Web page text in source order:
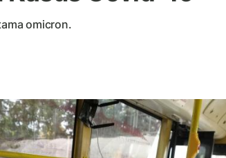
omicron.